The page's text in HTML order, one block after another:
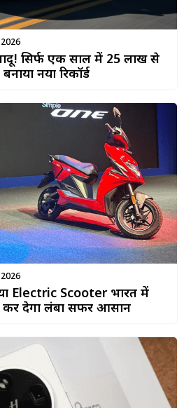
सिर्फ एक साल में 25 लाख से
नया रिकॉर्ड
Electric Scooter भारत में
कर देगा लंबा सफर आसान